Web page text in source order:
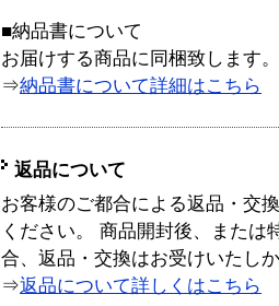
■納品書について
お届けする商品に同梱致します。
⇒納品書について詳細はこちら
返品について
お客様のご都合による返品・交
ください。 商品開封後、または
合、返品・交換はお受けいたし
⇒返品について詳しくはこちら